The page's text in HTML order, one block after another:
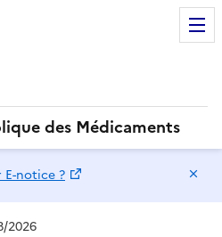
des Médicaments
E-notice ?
2026